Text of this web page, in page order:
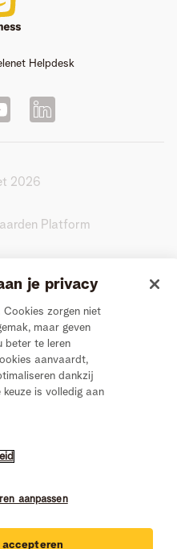
Helpdesk
2026
Platform
aanpassen
je privacy
Cookies zorgen niet
maar geven
beter te leren
aanvaardt,
dankzij
is volledig aan
aanpassen